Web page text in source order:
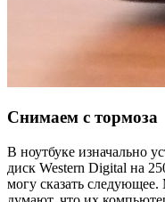
Снимаем с тормоза
В ноутбуке изначально
диск Western Digital на
могу сказать